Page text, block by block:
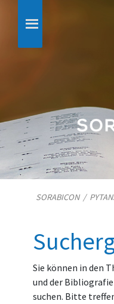
SORABICON/
Sie können in den
und der
suchen. Bitte